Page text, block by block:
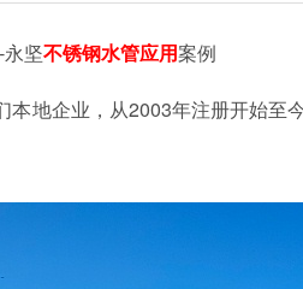
坚不锈钢水管应用案例
本地企业，从2003年注册开始